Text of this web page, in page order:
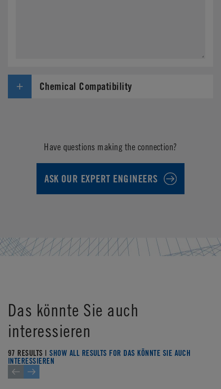
Chemical Compatibility
Have questions making the connection?
ASK OUR EXPERT ENGINEERS
Das könnte Sie auch
interessieren
97 RESULTS |SHOW ALL RESULTS FOR DAS KÖNNTE SIE AUCH
INTERESSIEREN